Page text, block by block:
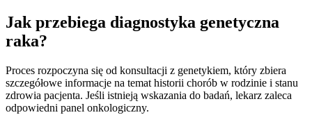
Jak przebiega diagnostyka genetyczna
raka?
Proces rozpoczyna się od konsultacji z genetykiem, który zbiera
szczegółowe informacje na temat historii chorób w rodzinie i stanu
zdrowia pacjenta. Jeśli istnieją wskazania do badań, lekarz zaleca
odpowiedni panel onkologiczny.